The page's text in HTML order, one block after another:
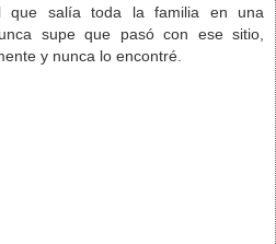
que salía toda la familia en una
supe que pasó con ese sitio,
y nunca lo encontré.